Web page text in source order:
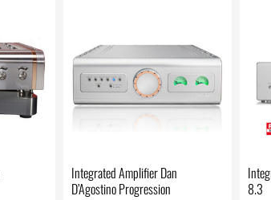
Integrated Amplifier Dan
D’Agostino Progression
8.3